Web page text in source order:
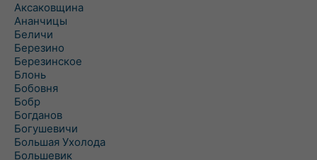
Аксаковщина
Ананчицы
Беличи
Березино
Березинское
Блонь
Бобовня
Бобр
Богданов
Богушевичи
Большая Ухолода
Большевик